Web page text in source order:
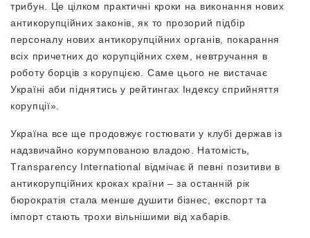
трибун. Це цілком практичні кроки на виконання нових
антикорупційних законів, як то прозорий підбір
персоналу нових антикорупційних органів, покарання
всіх причетних до корупційних схем, невтручання в
роботу борців з корупцією. Саме цього не вистачає
Україні аби піднятись у рейтингах Індексу сприйняття
корупції».
Україна все ще продовжує гостювати у клубі держав із
надзвичайно корумпованою владою. Натомість,
Тransparency International відмічає й певні позитиви в
антикорупційних кроках країни – за останній рік
бюрократія стала менше душити бізнес, експорт та
імпорт стають трохи вільнішими від хабарів.